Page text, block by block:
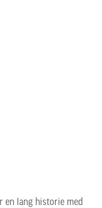
en lang historie med